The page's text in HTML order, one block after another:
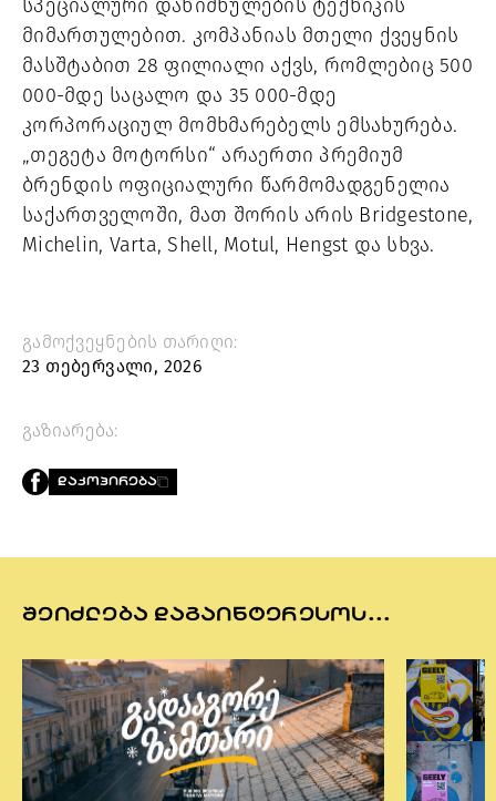
სპეციალური დანიშნულების ტექნიკის
მიმართულებით. კომპანიას მთელი ქვეყნის
მასშტაბით 28 ფილიალი აქვს, რომლებიც 500
000-მდე საცალო და 35 000-მდე
კორპორაციულ მომხმარებელს ემსახურება.
„თეგეტა მოტორსი“ არაერთი პრემიუმ
ბრენდის ოფიციალური წარმომადგენელია
საქართველოში, მათ შორის არის Bridgestone,
Michelin, Varta, Shell, Motul, Hengst და სხვა.
გამოქვეყნების თარიღი:
23 თებერვალი, 2026
გაზიარება:
ᲓᲐᲙᲝᲞᲘᲠᲔᲑᲐ
ᲨᲔᲘᲫᲚᲔᲑᲐ ᲓᲐᲒᲐᲘᲜᲢᲔᲠᲔᲡᲝᲡ...